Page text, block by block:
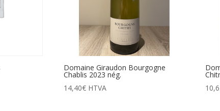
Domaine Giraudon Bourgogne
Chablis 2023 nég.
14,40€ HTVA